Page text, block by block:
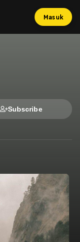
Masuk
Subscribe